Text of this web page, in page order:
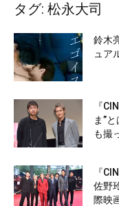
タグ: 松永大司
鈴木
ュア
『
ま”
も撮
『
佐野
際映